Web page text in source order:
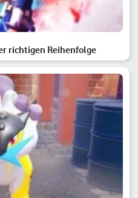
richtigen Reihenfolge